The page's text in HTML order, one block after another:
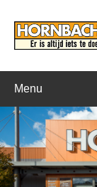
Menu